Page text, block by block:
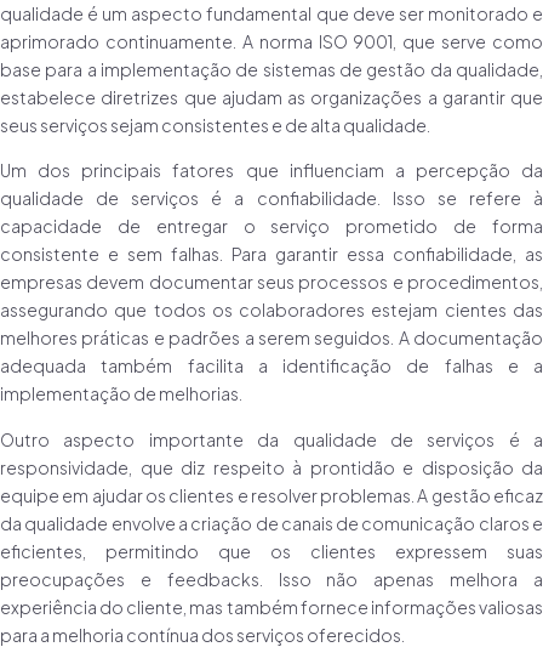
qualidade é um aspecto fundamental que deve ser monitorado e
aprimorado continuamente. A norma ISO 9001, que serve como
base para a implementação de sistemas de gestão da qualidade,
estabelece diretrizes que ajudam as organizações a garantir que
seus serviços sejam consistentes e de alta qualidade.
Um dos principais fatores que influenciam a percepção da
qualidade de serviços é a confiabilidade. Isso se refere à
capacidade de entregar o serviço prometido de forma
consistente e sem falhas. Para garantir essa confiabilidade, as
empresas devem documentar seus processos e procedimentos,
assegurando que todos os colaboradores estejam cientes das
melhores práticas e padrões a serem seguidos. A documentação
adequada também facilita a identificação de falhas e a
implementação de melhorias.
Outro aspecto importante da qualidade de serviços é a
responsividade, que diz respeito à prontidão e disposição da
equipe em ajudar os clientes e resolver problemas. A gestão eficaz
da qualidade envolve a criação de canais de comunicação claros e
eficientes, permitindo que os clientes expressem suas
preocupações e feedbacks. Isso não apenas melhora a
experiência do cliente, mas também fornece informações valiosas
para a melhoria contínua dos serviços oferecidos.